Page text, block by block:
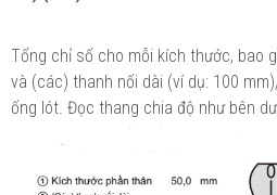
Tổng chỉ số cho mỗi kích thước, bao
và (các) thanh nối dài (ví dụ: 100
ống lót. Đọc thang chia độ như bên